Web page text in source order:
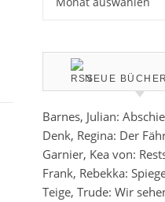
NEUE
Barnes, Julian:
Denk, Regina: Der
Garnier, Kea von:
Frank, Rebekka:
Teige, Trude: Wir